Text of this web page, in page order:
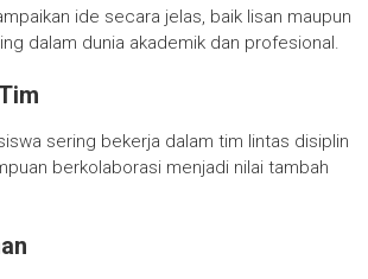
ide secara jelas, baik lisan maupun
dalam dunia akademik dan profesional.
sering bekerja dalam tim lintas disiplin
berkolaborasi menjadi nilai tambah